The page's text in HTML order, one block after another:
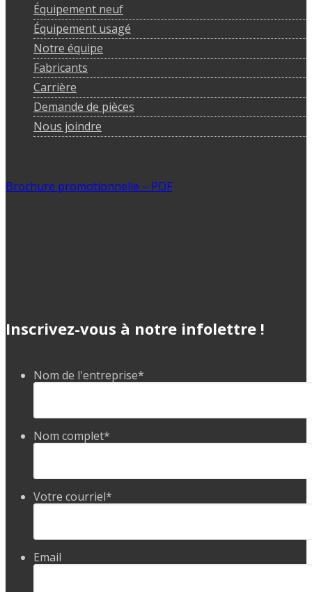
Équipement neuf
Équipement usagé
Notre équipe
Fabricants
Carrière
Demande de pièces
Nous joindre
Brochure promotionnelle – PDF
Inscrivez-vous à notre infolettre !
Nom de l'entreprise*
Nom complet*
Votre courriel*
Email